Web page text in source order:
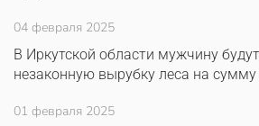
04 февраля 2025
В Иркутской области мужчину
незаконную вырубку леса на
01 февраля 2025